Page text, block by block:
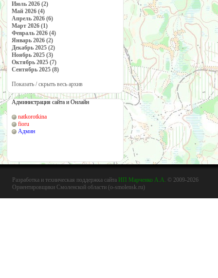
Июль 2026 (2)
Май 2026 (4)
Апрель 2026 (6)
Март 2026 (1)
Февраль 2026 (4)
Январь 2026 (2)
Декабрь 2025 (2)
Ноябрь 2025 (3)
Октябрь 2025 (7)
Сентябрь 2025 (8)
Показать / скрыть весь архив
Администрация сайта и Онлайн
natkorotkina
fioru
Админ
Разработка и техническая поддержка сайта ИП Марченко А.А. © 2009-2026
Ориентировщики Смоленской области (o-smolensk.ru)